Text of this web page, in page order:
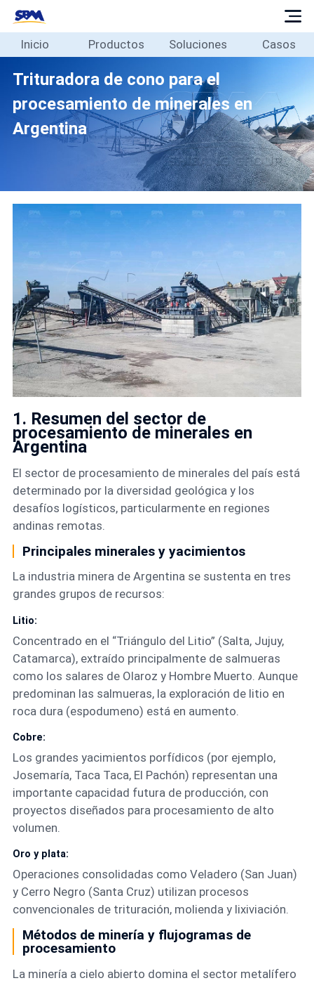
Inicio
Productos
Casos
Contacto
Español
Inicio Productos Soluciones Casos
Trituradora de cono para el
procesamiento de minerales en
Argentina
1. Resumen del sector de
procesamiento de minerales en
Argentina
El sector de procesamiento de minerales del país está
determinado por la diversidad geológica y los
desafíos logísticos, particularmente en regiones
andinas remotas.
Principales minerales y yacimientos
La industria minera de Argentina se sustenta en tres
grandes grupos de recursos:
Litio:
Concentrado en el “Triángulo del Litio” (Salta, Jujuy,
Catamarca), extraído principalmente de salmueras
como los salares de Olaroz y Hombre Muerto. Aunque
predominan las salmueras, la exploración de litio en
roca dura (espodumeno) está en aumento.
Cobre:
Los grandes yacimientos porfídicos (por ejemplo,
Josemaría, Taca Taca, El Pachón) representan una
importante capacidad futura de producción, con
proyectos diseñados para procesamiento de alto
volumen.
Oro y plata:
Operaciones consolidadas como Veladero (San Juan)
y Cerro Negro (Santa Cruz) utilizan procesos
convencionales de trituración, molienda y lixiviación.
Métodos de minería y flujogramas de
procesamiento
La minería a cielo abierto domina el sector metalífero